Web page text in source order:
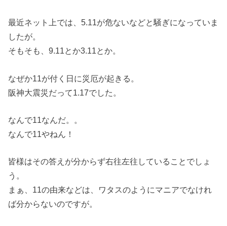
最近ネット上では、5.11が危ないなどと騒ぎになっていま
したが。
そもそも、9.11とか3.11とか。
なぜか11が付く日に災厄が起きる。
阪神大震災だって1.17でした。
なんで11なんだ。。
なんで11やねん！
皆様はその答えが分からず右往左往していることでしょ
う。
まぁ、11の由来などは、ワタスのようにマニアでなけれ
ば分からないのですが。